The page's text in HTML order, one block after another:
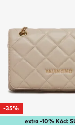
extra -10% Kód:
-35%